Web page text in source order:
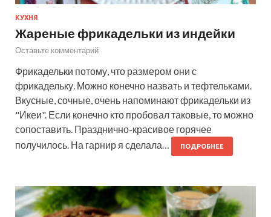
КУХНЯ
Жареные фрикадельки из индейки
Оставьте комментарий
Фрикадельки потому, что размером они с
фрикадельку. Можно конечно назвать и тефтельками.
Вкусные, сочные, очень напоминают фрикадельки из
"Икеи". Если конечно кто пробовал таковые, то можно
сопоставить. Празднично-красивое горячее
получилось. На гарнир я сделала…
ПОДРОБНЕЕ